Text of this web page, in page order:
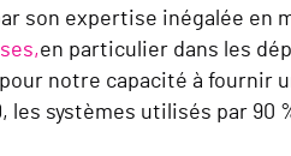
son expertise inégalée en
en particulier dans les
notre capacité à fournir
systèmes utilisés par 90